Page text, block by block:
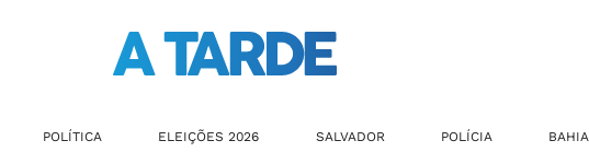
POLÍTICA ELEIÇÕES 2026 SALVADOR POLÍCIA BAHIA